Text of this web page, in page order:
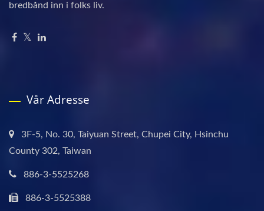
bredbånd inn i folks liv.
Vår Adresse
3F-5, No. 30, Taiyuan Street, Chupei City, Hsinchu
County 302, Taiwan
886-3-5525268
886-3-5525388